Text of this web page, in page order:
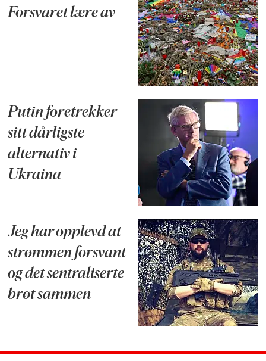
Forsvaret lære av
Putin foretrekker
sitt dårligste
alternativ i
Ukraina
Jeg har opplevd at
strømmen forsvant
og det sentraliserte
brøt sammen